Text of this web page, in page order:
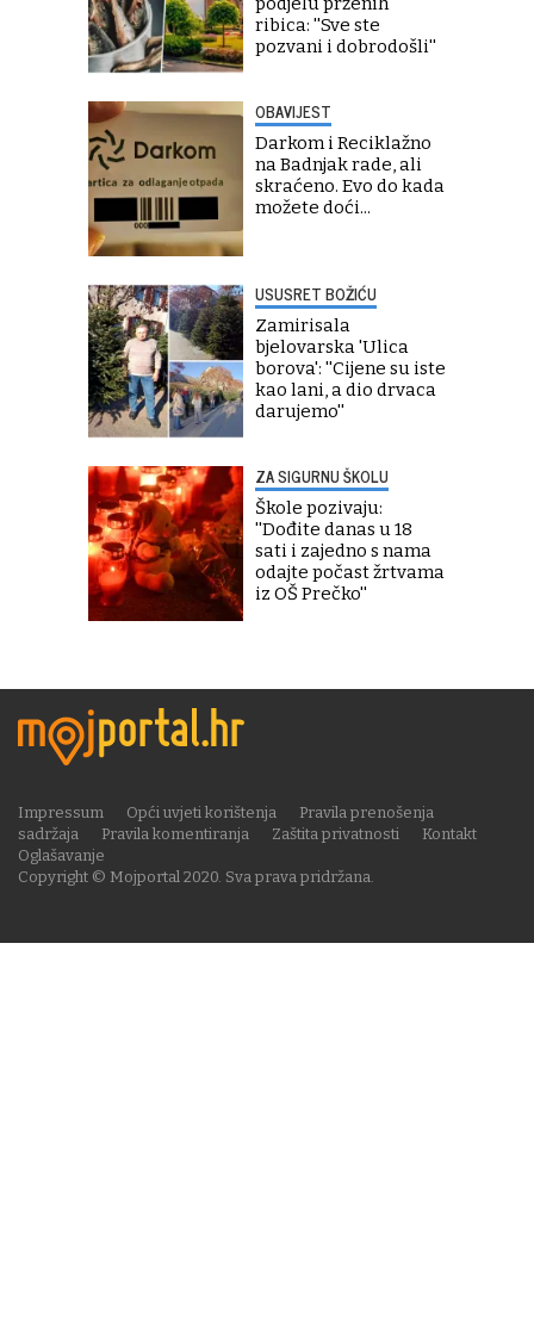
ribica: ''Sve ste
pozvani i dobrodošli''
OBAVIJEST
Darkom i Reciklažno
na Badnjak rade, ali
skraćeno. Evo do kada
možete doći...
USUSRET BOŽIĆU
Zamirisala
bjelovarska 'Ulica
borova': ''Cijene su iste
kao lani, a dio drvaca
darujemo''
ZA SIGURNU ŠKOLU
Škole pozivaju:
''Dođite danas u 18
sati i zajedno s nama
odajte počast žrtvama
iz OŠ Prečko''
Copyright © Mojportal 2020. Sva prava pridržana.
Impressum Opći uvjeti korištenja
Pravila prenošenja
sadržaja
Pravila komentiranja Zaštita privatnosti
Kontakt
Oglašavanje